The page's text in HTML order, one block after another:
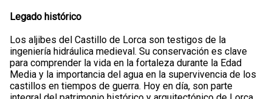
Legado histórico
Los aljibes del Castillo de Lorca son testigos de la
ingeniería hidráulica medieval. Su conservación es clave
para comprender la vida en la fortaleza durante la Edad
Media y la importancia del agua en la supervivencia de los
castillos en tiempos de guerra. Hoy en día, son parte